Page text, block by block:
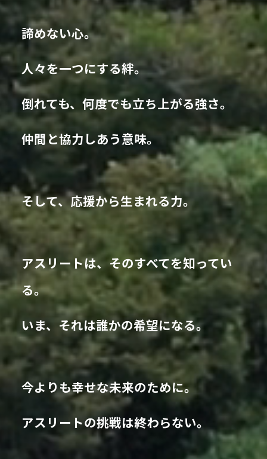
諦めない心。
人々を一つにする絆。
倒れても、何度でも立ち上がる強さ。
仲間と協力しあう意味。
そして、応援から生まれる力。
アスリートは、そのすべてを知ってい
る。
いま、それは誰かの希望になる。
今よりも幸せな未来のために。
アスリートの挑戦は終わらない。